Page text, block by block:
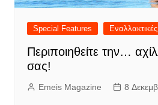
Special Features
Περιποιηθείτε την…
σας!
Emeis Magazine 8